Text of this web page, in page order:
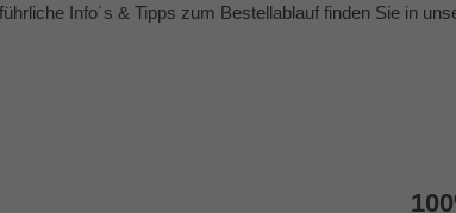
Info´s & Tipps zum Bestellablauf finden Sie in